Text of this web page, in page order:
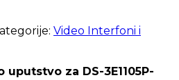
Video Interfoni i
za DS-3E1105P-